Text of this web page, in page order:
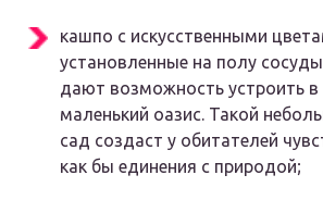
кашпо с искусственными
установленные на полу
дают возможность устроить
маленький оазис. Такой
сад создаст у обитателей
как бы единения с природой;